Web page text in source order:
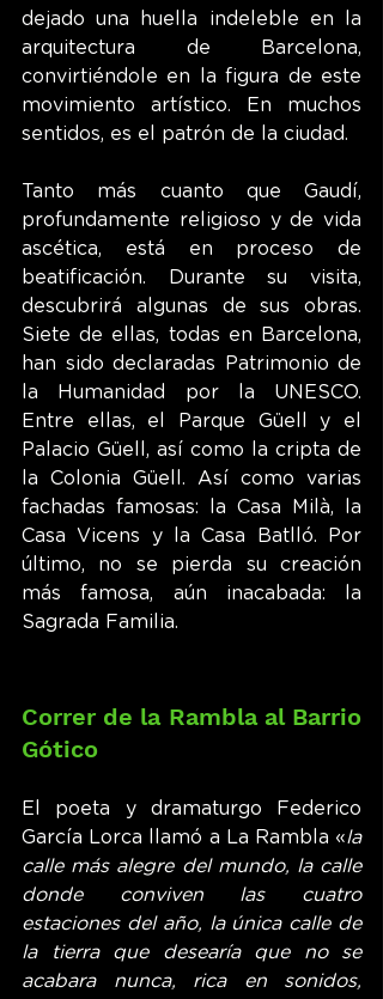
dejado una huella indeleble en la
arquitectura de Barcelona,
convirtiéndole en la figura de este
movimiento artístico. En muchos
sentidos, es el patrón de la ciudad.
Tanto más cuanto que Gaudí,
profundamente religioso y de vida
ascética, está en proceso de
beatificación. Durante su visita,
descubrirá algunas de sus obras.
Siete de ellas, todas en Barcelona,
han sido declaradas Patrimonio de
la Humanidad por la UNESCO.
Entre ellas, el Parque Güell y el
Palacio Güell, así como la cripta de
la Colonia Güell. Así como varias
fachadas famosas: la Casa Milà, la
Casa Vicens y la Casa Batlló. Por
último, no se pierda su creación
más famosa, aún inacabada: la
Sagrada Familia.
Correr de la Rambla al Barrio
Gótico
El poeta y dramaturgo Federico
García Lorca llamó a La Rambla «la
calle más alegre del mundo, la calle
donde conviven las cuatro
estaciones del año, la única calle de
la tierra que desearía que no se
acabara nunca, rica en sonidos,